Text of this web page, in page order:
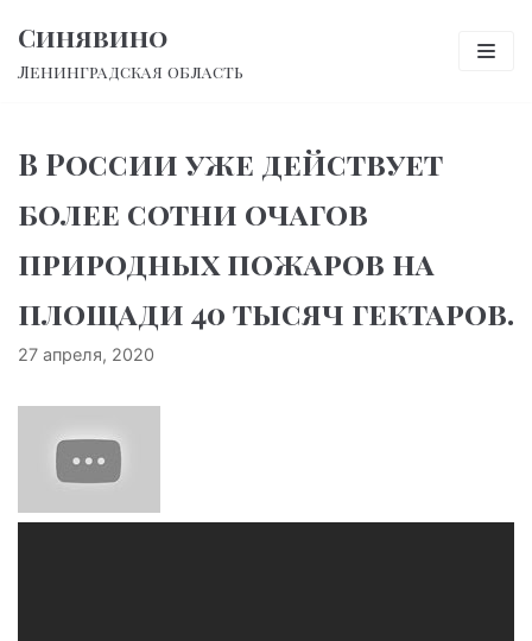
Перейти
к
Синявино
Ленинградская область
В России уже действует
более сотни очагов
природных пожаров на
площади 40 тысяч гектаров.
27 апреля, 2020